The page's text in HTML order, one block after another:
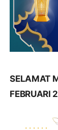
SELAMAT
FEBRUARI